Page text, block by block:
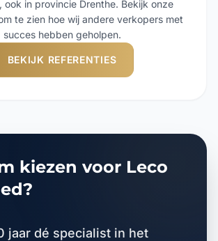
ook in provincie Drenthe. Bekijk onze
te zien hoe wij andere verkopers met
succes hebben geholpen.
BEKIJK REFERENTIES
kiezen voor Leco
jaar dé specialist in het